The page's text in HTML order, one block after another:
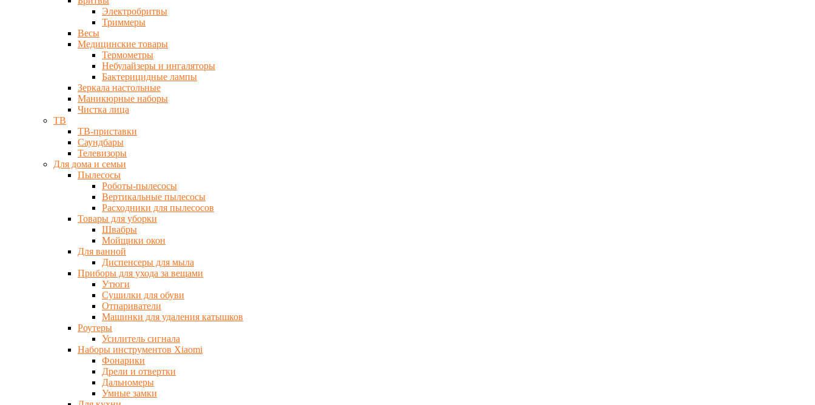
Электробритвы
Триммеры
Весы
Медицинские товары
Термометры
Небулайзеры и ингаляторы
Бактерицидные лампы
Зеркала настольные
Маникюрные наборы
Чистка лица
ТВ
ТВ-приставки
Саундбары
Телевизоры
Для дома и семьи
Пылесосы
Роботы-пылесосы
Вертикальные пылесосы
Расходники для пылесосов
Товары для уборки
Швабры
Мойщики окон
Для ванной
Диспенсеры для мыла
Приборы для ухода за вещами
Утюги
Сушилки для обуви
Отпариватели
Машинки для удаления катышков
Роутеры
Усилитель сигнала
Наборы инструментов Xiaomi
Фонарики
Дрели и отвертки
Дальномеры
Умные замки